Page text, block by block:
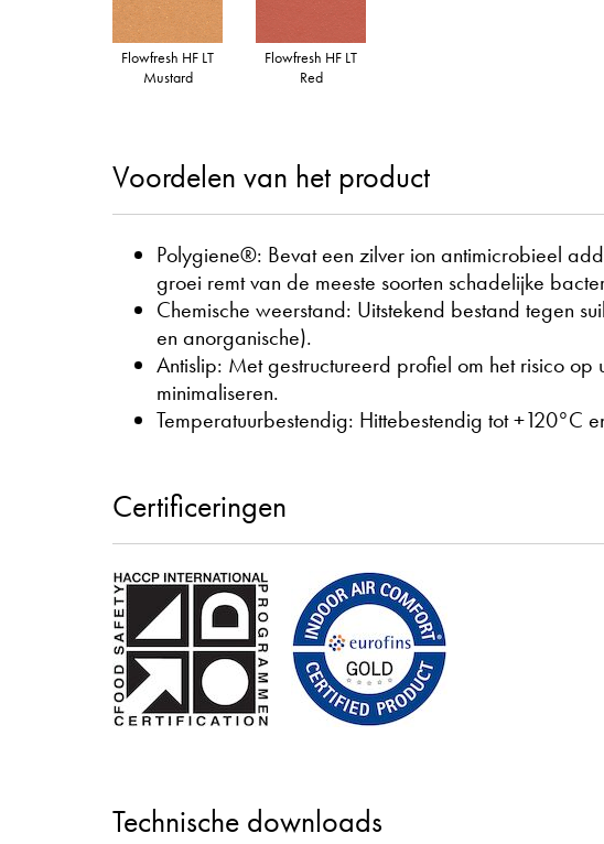
Flowfresh HF LT
Mustard
Flowfresh HF LT
Red
Voordelen van het product
Polygiene®: Bevat een zilver ion antimicrobieel
groei remt van de meeste soorten schadelijke
Chemische weerstand: Uitstekend bestand tegen
en anorganische).
Antislip: Met gestructureerd profiel om het risico op
minimaliseren.
Temperatuurbestendig: Hittebestendig tot +120°C
Certificeringen
Technische downloads